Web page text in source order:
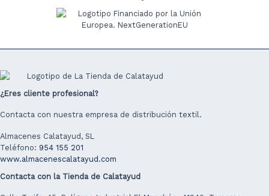
¿Eres cliente profesional?
Contacta con nuestra empresa de distribución textil.
Almacenes Calatayud, SL
Teléfono: 954 155 201
www.almacenescalatayud.com
Contacta con la Tienda de Calatayud